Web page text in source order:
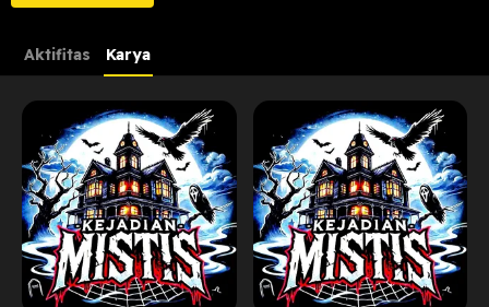
Aktifitas Karya